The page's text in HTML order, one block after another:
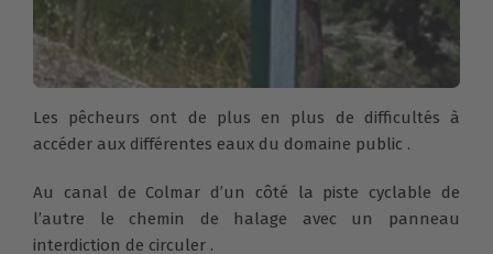
Les pêcheurs ont de plus en plus de difficultés à
accéder aux différentes eaux du domaine public .
Au canal de Colmar d’un côté la piste cyclable de
l’autre le chemin de halage avec un panneau
interdiction de circuler .